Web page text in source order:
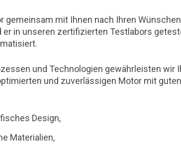
gemeinsam mit Ihnen nach Ihren Wünschen
er in unseren zertifizierten Testlabors
und Technologien gewährleisten wir
und zuverlässigen Motor mit guten
Design,
Materialien,